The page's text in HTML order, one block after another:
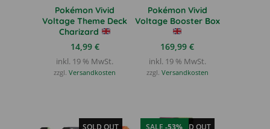
Pokémon Vivid
Voltage Theme Deck
Charizard
14,99 €
inkl. 19 % MwSt.
zzgl.Versandkosten
Pokémon Vivid
Voltage Booster Box
169,99€
inkl. 19 % MwSt.
zzgl. Versandkosten
SOLD OUT SOLD OUT
SALE-53%